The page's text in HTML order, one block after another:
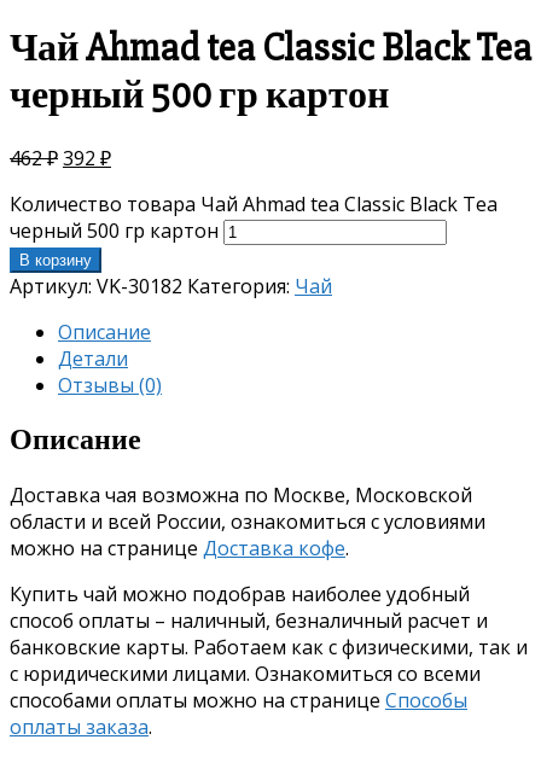
Чай Ahmad tea Classic Black Tea
черный 500 гр картон
462₽392 ₽
Количество товара Чай Ahmad tea Classic Black Tea
черный 500 гр картон
В корзину
Артикул: VK-30182 Категория: Чай
Описание
Детали
Отзывы (0)
Описание
Доставка чая возможна по Москве, Московской
области и всей России, ознакомиться с условиями
можно на странице Доставка кофе.
Купить чай можно подобрав наиболее удобный
способ оплаты – наличный, безналичный расчет и
банковские карты. Работаем как с физическими, так и
с юридическими лицами. Ознакомиться со всеми
способами оплаты можно на странице Способы
оплаты заказа.